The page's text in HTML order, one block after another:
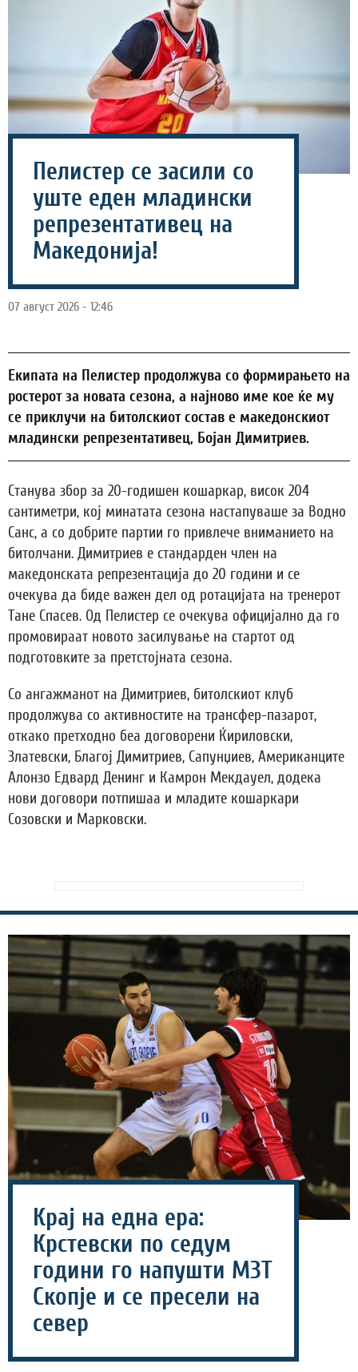
Пелистер се засили со
уште еден младински
репрезентативец на
Македонија!
07 август 2026 - 12:46
Екипата на Пелистер продолжува со формирањето на
ростерот за новата сезона, а најново име кое ќе му
се приклучи на битолскиот состав е македонскиот
младински репрезентативец, Бојан Димитриев.
Станува збор за 20-годишен кошаркар, висок 204
сантиметри, кој минатата сезона настапуваше за Водно
Санс, а со добрите партии го привлече вниманието на
битолчани. Димитриев е стандарден член на
македонската репрезентација до 20 години и се
очекува да биде важен дел од ротацијата на тренерот
Тане Спасев. Од Пелистер се очекува официјално да го
промовираат новото засилување на стартот од
подготовките за претстојната сезона.
Со ангажманот на Димитриев, битолскиот клуб
продолжува со активностите на трансфер-пазарот,
откако претходно беа договорени Ќириловски,
Златевски, Благој Димитриев, Сапунџиев, Американците
Алонзо Едвард Денинг и Камрон Мекдауел, додека
нови договори потпишаа и младите кошаркари
Созовски и Марковски.
Крај на една ера:
Крстевски по седум
години го напушти МЗТ
Скопје и се пресели на
север